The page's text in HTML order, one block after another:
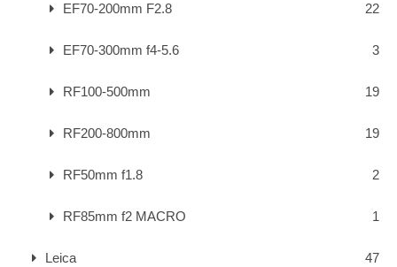
EF70-200mm F2.8 22
EF70-300mm f4-5.6 3
RF100-500mm 19
RF200-800mm 19
RF50mm f1.8 2
RF85mm f2 MACRO 1
Leica 47